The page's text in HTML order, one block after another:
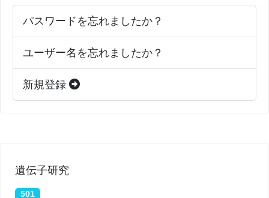
ドリア・ゲノムの研究で得られた成果は、他の種の
ミトコンドリア・ゲノムに敷衍することができる。
たとえば、細胞老化の機序にも光を当てるものにな
る」と述べている。
パスワードを忘れましたか？
ユーザー名を忘れましたか？
新規登録
遺伝子研究
501